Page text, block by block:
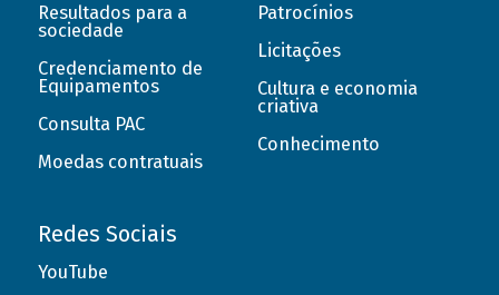
Resultados para a
sociedade
Credenciamento de
Equipamentos
Consulta PAC
Moedas contratuais
Patrocínios
Licitações
Cultura e economia
criativa
Conhecimento
Redes Sociais
YouTube